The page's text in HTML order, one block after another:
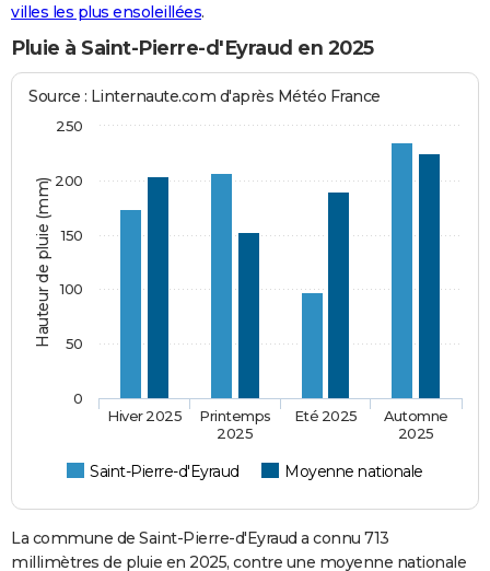
villes les plus ensoleillées.
Pluie à Saint-Pierre-d'Eyraud en 2025
Hauteur de pluie (mm)
Source : Linternaute.com d'après Météo France
Saint-Pierre-d'Eyraud Moyenne nationale
Hiver 2025
Printemps
2025
Eté 2025
Automne
2025
0
50
100
150
200
250
La commune de Saint-Pierre-d'Eyraud a connu 713
millimètres de pluie en 2025, contre une moyenne nationale